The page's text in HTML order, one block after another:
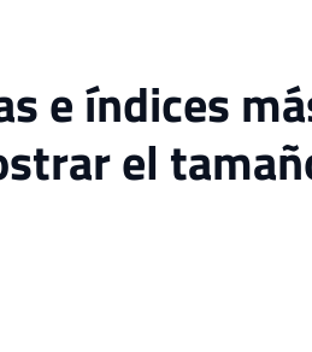
e índices
el